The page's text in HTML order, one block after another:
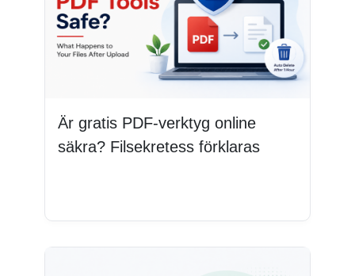
Är gratis PDF-verktyg online
säkra? Filsekretess förklaras